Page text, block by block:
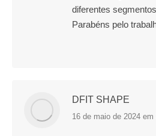
diferentes
Parabéns pelo
DFIT SHAPE
disse:
16 de maio de 2024 em